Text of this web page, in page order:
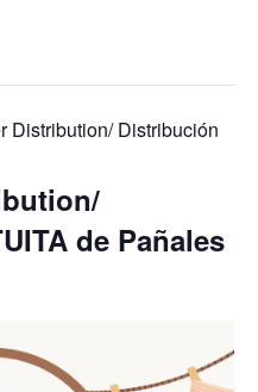
Distribution/ Distribución
de Pañales